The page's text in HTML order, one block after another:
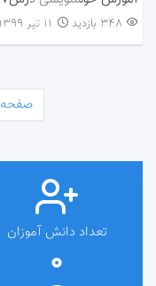
348 بازدید ۱۱ تیر ۱۳۹۹
صفحه 1 از 2
تعداد دانش آموزان
0